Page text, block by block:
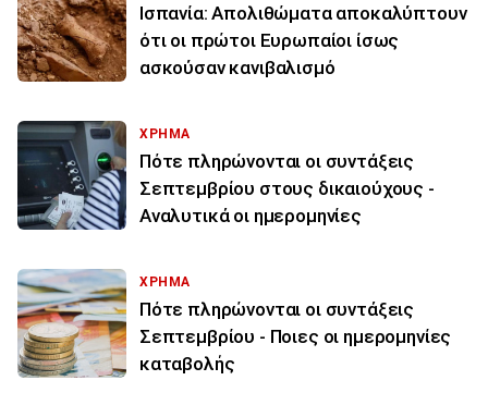
Ισπανία: Απολιθώματα αποκαλύπτουν
ότι οι πρώτοι Ευρωπαίοι ίσως
ασκούσαν κανιβαλισμό
ΧΡΗΜΑ
Πότε πληρώνονται οι συντάξεις
Σεπτεμβρίου στους δικαιούχους -
Αναλυτικά οι ημερομηνίες
ΧΡΗΜΑ
Πότε πληρώνονται οι συντάξεις
Σεπτεμβρίου - Ποιες οι ημερομηνίες
καταβολής